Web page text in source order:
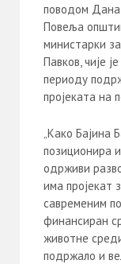
поводом
Повеља
министарки
Павков, чије
периоду
пројеката на
„Како Бајина
позиционира
одрживи
има пројекат
савременим
финансиран
животне
подржало и